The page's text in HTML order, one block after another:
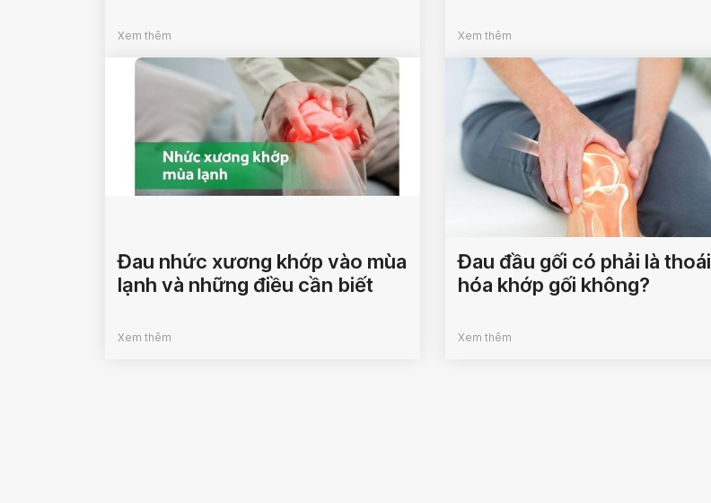
Xem thêm Xem thêm
Đau nhức xương khớp vào mùa
lạnh và những điều cần biết
Xem thêm
Đau đầu gối có phải là thoái
hóa khớp gối không?
Xem thêm